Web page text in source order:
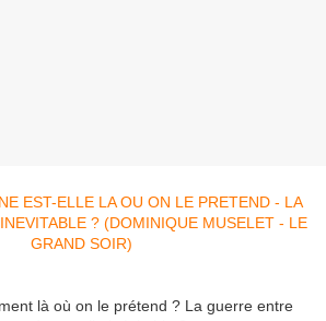
là où on le prétend ? La guerre entre